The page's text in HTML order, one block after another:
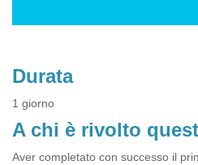
Durata
1 giorno
A chi è rivolto
Aver completato con successo il